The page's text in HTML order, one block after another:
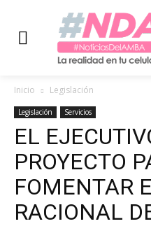
Inicio Legislación
Legislación Servicios
EL
PROYECTO
FOMENTAR
RACIONAL